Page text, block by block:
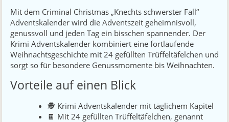
Mit dem Criminal Christmas „Knechts schwerster Fall“
Adventskalender wird die Adventszeit geheimnisvoll,
genussvoll und jeden Tag ein bisschen spannender. Der
Krimi Adventskalender kombiniert eine fortlaufende
Weihnachtsgeschichte mit 24 gefüllten Trüffeltäfelchen und
sorgt so für besondere Genussmomente bis Weihnachten.
Vorteile auf einen Blick
🕵️ Krimi Adventskalender mit täglichem Kapitel
🍫 Mit 24 gefüllten Trüffeltäfelchen, genannt